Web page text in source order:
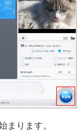
まります。